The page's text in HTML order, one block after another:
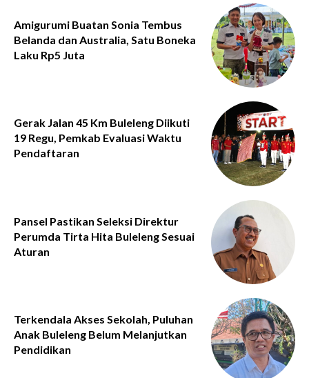
Amigurumi Buatan Sonia Tembus
Belanda dan Australia, Satu Boneka
Laku Rp5 Juta
Gerak Jalan 45 Km Buleleng Diikuti
19 Regu, Pemkab Evaluasi Waktu
Pendaftaran
Pansel Pastikan Seleksi Direktur
Perumda Tirta Hita Buleleng Sesuai
Aturan
Terkendala Akses Sekolah, Puluhan
Anak Buleleng Belum Melanjutkan
Pendidikan